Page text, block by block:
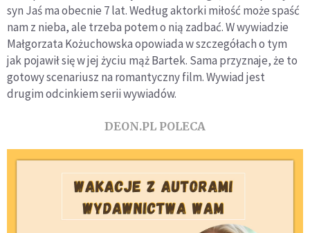
syn Jaś ma obecnie 7 lat. Według aktorki miłość może spaść
nam z nieba, ale trzeba potem o nią zadbać. W wywiadzie
Małgorzata Kożuchowska opowiada w szczegółach o tym
jak pojawił się w jej życiu mąż Bartek. Sama przyznaje, że to
gotowy scenariusz na romantyczny film. Wywiad jest
drugim odcinkiem serii wywiadów.
DEON.PL POLECA